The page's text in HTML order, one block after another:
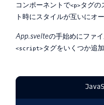
コンポーネントで<p>タグの
ト時にスタイルが互いにオ
App.svelteの手始めにファ
<script>タグをいくつか追加